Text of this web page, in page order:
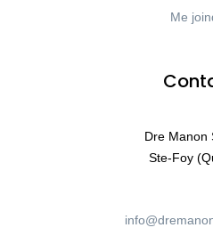
Me
Dre Manon
Ste-Foy